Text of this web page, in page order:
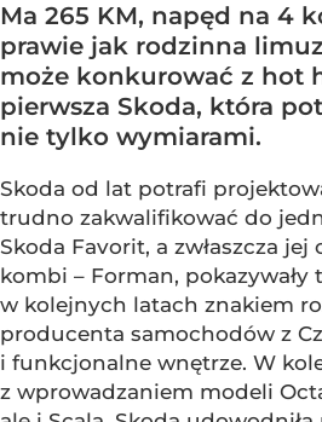
Ma 265 KM, napęd na 4
prawie jak rodzinna
może konkurować z hot
pierwsza Skoda, która
nie tylko wymiarami.
Skoda od lat potrafi
trudno zakwalifikować do
Skoda Favorit, a zwłaszcza
kombi – Forman, pokazywały
w kolejnych latach znakiem
producenta samochodów z
i funkcjonalne wnętrze. W
z wprowadzaniem modeli